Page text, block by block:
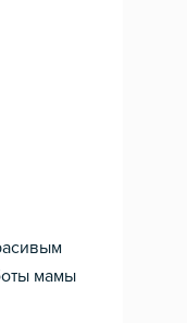
мамы